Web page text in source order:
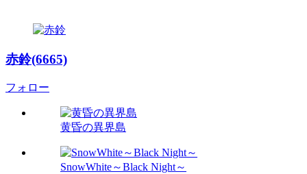
赤鈴(6665)
フォロー
黄昏の異界島
SnowWhite～Black Night～